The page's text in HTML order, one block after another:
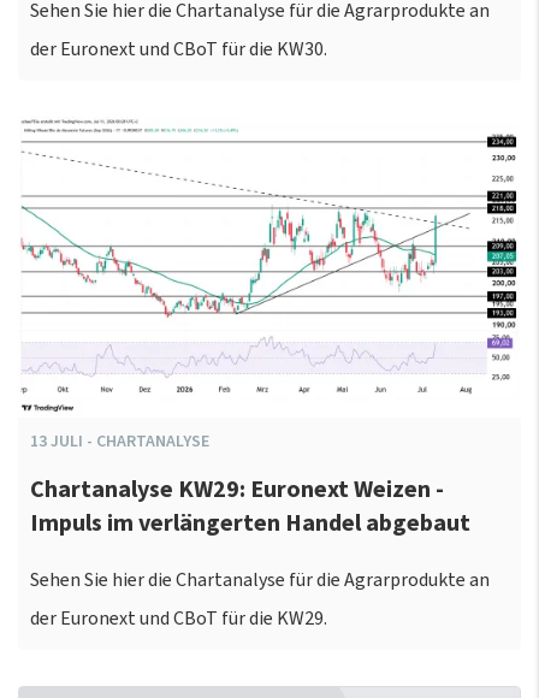
Sehen Sie hier die Chartanalyse für die Agrarprodukte an
der Euronext und CBoT für die KW30.
13JULI - CHARTANALYSE
Chartanalyse KW29: Euronext Weizen -
Impuls im verlängerten Handel abgebaut
Sehen Sie hier die Chartanalyse für die Agrarprodukte an
der Euronext und CBoT für die KW29.